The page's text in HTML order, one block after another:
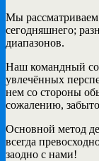
Мы рассматриваем
сегодняшнего;
диапазонов.
Наш командный
увлечённых
нем со стороны
сожалению,
Основной метод
всегда
заодно с нами!